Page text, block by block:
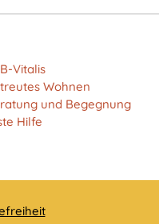
Vitalis
Wohnen
und Begegnung
Hilfe